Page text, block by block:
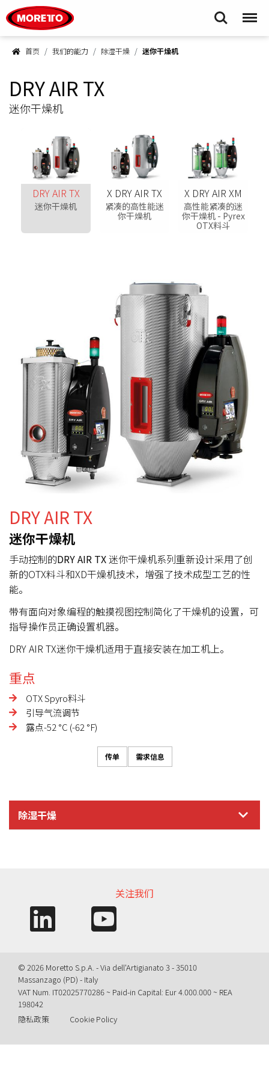
Search Menu
首页 我们的能力 除湿干燥 迷你干燥机
DRY AIR TX
迷你干燥机
DRY AIR TX
迷你干燥机
X DRY AIR TX
紧凑的高性能迷
你干燥机
X DRY AIR XM
高性能紧凑的迷
你干燥机 - Pyrex
OTX料斗
DRY AIR TX
迷你干燥机
手动控制的DRY AIR TX迷你干燥机系列重新设计采用了创
新的OTX料斗和XD干燥机技术，增强了技术成型工艺的性
能。
带有面向对象编程的触摸视图控制简化了干燥机的设置，可
指导操作员正确设置机器。
DRY AIR TX迷你干燥机适用于直接安装在加工机上。
重点
OTX Spyro料斗
引导气流调节
露点-52 °C (-62 °F)
传单 需求信息
除湿干燥
关注我们
© 2026 Moretto S.p.A. - Via dell'Artigianato 3 - 35010
Massanzago (PD) - Italy
VAT Num. IT02025770286 ~ Paid-in Capital: Eur 4.000.000 ~ REA
198042
隐私政策
Cookie Policy